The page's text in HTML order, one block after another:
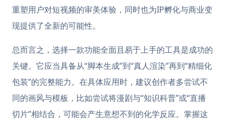
重塑用户对短视频的审美体验，同时也为IP孵化与商业变
现提供了全新的可能性。
总而言之，选择一款功能全面且易于上手的工具是成功的
关键。它应当具备从“脚本生成”到“真人渲染”再到“精细化
包装”的完整能力。在具体应用时，建议创作者多尝试不
同的画风与模板，比如尝试将漫剧与“知识科普”或“直播
切片”相结合，可能会产生意想不到的化学反应。掌握这